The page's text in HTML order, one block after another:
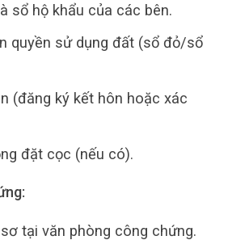
sổ hộ khẩu của các bên.
quyền sử dụng đất (sổ đỏ/sổ
(đăng ký kết hôn hoặc xác
đặt cọc (nếu có).
tại văn phòng công chứng.